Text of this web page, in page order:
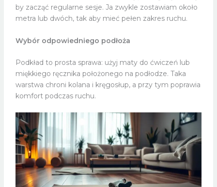
by zacząć regularne sesje. Ja zwykle zostawiam około
metra lub dwóch, tak aby mieć pełen zakres ruchu.
Wybór odpowiedniego podłoża
Podkład to prosta sprawa: użyj maty do ćwiczeń lub
miękkiego ręcznika położonego na podłodze. Taka
warstwa chroni kolana i kręgosłup, a przy tym poprawia
komfort podczas ruchu.